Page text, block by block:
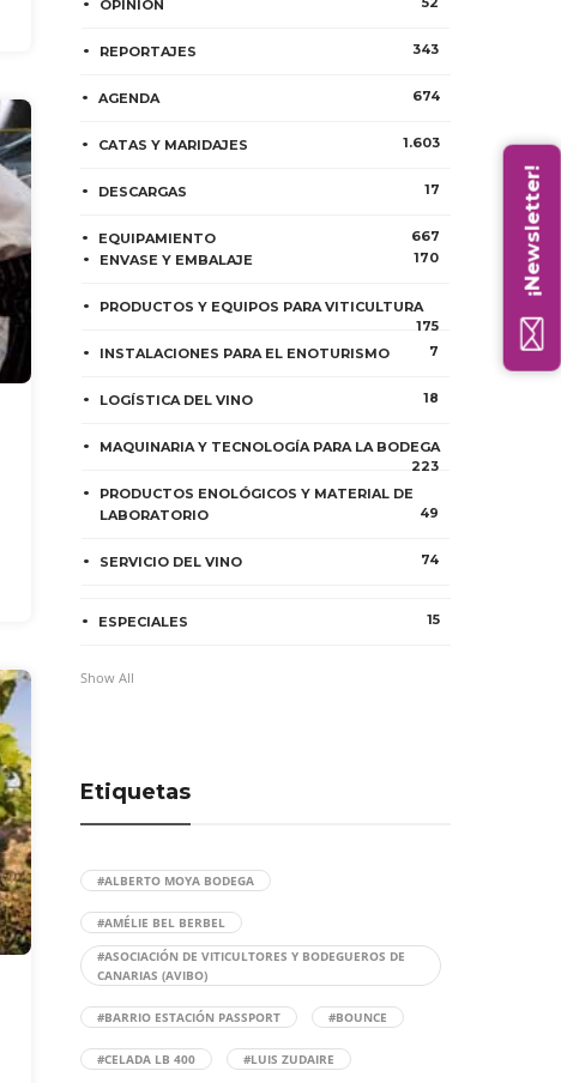
OPINIÓN
REPORTAJES 343
AGENDA 674
CATAS Y MARIDAJES 1.603
DESCARGAS 17
EQUIPAMIENTO
667
ENVASE Y EMBALAJE
170
PRODUCTOS Y EQUIPOS PARA VITICULTURA
175
INSTALACIONES PARA EL ENOTURISMO
7
LOGÍSTICA DEL VINO 18
MAQUINARIA Y TECNOLOGÍA PARA LA BODEGA
223
PRODUCTOS ENOLÓGICOS Y MATERIAL DE
LABORATORIO
49
SERVICIO DEL VINO 74
ESPECIALES 15
Show All
Etiquetas
#ALBERTO MOYA BODEGA
#AMÉLIE BEL BERBEL
#ASOCIACIÓN DE VITICULTORES Y BODEGUEROS DE
CANARIAS (AVIBO)
#BARRIO ESTACIÓN PASSPORT #BOUNCE
#CELADA LB 400 #LUIS ZUDAIRE
¡Newsletter!